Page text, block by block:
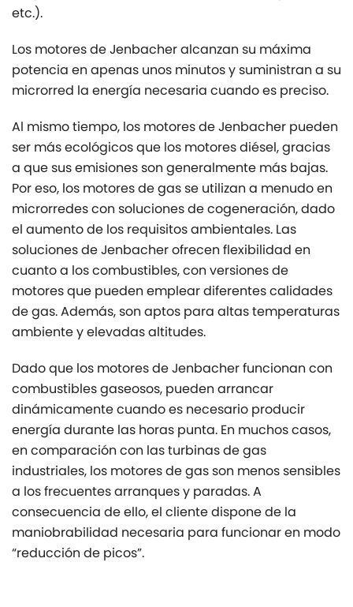
etc.).
Los motores de Jenbacher alcanzan su máxima
potencia en apenas unos minutos y suministran a su
microrred la energía necesaria cuando es preciso.
Al mismo tiempo, los motores de Jenbacher pueden
ser más ecológicos que los motores diésel, gracias
a que sus emisiones son generalmente más bajas.
Por eso, los motores de gas se utilizan a menudo en
microrredes con soluciones de cogeneración, dado
el aumento de los requisitos ambientales. Las
soluciones de Jenbacher ofrecen flexibilidad en
cuanto a los combustibles, con versiones de
motores que pueden emplear diferentes calidades
de gas. Además, son aptos para altas temperaturas
ambiente y elevadas altitudes.
Dado que los motores de Jenbacher funcionan con
combustibles gaseosos, pueden arrancar
dinámicamente cuando es necesario producir
energía durante las horas punta. En muchos casos,
en comparación con las turbinas de gas
industriales, los motores de gas son menos sensibles
a los frecuentes arranques y paradas. A
consecuencia de ello, el cliente dispone de la
maniobrabilidad necesaria para funcionar en modo
“reducción de picos”.